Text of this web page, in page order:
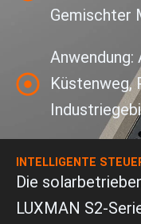
Gemischter
Anwendung:
Küstenweg,
INTELLIGENTE
Die
LUXMAN S2-